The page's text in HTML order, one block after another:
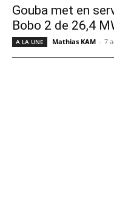
Gouba met en
Bobo 2 de 26,4
A LA UNE Mathias KAM - 7